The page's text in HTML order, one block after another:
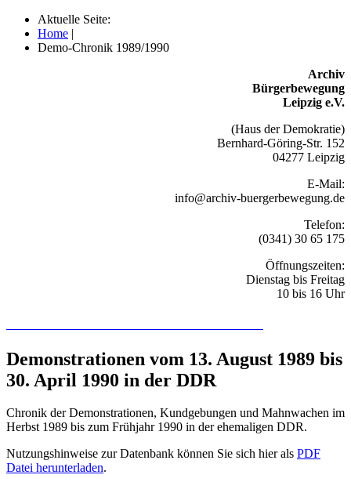
Aktuelle Seite:
Home |
Demo-Chronik 1989/1990
Archiv
Bürgerbewegung
Leipzig e.V.
(Haus der Demokratie)
Bernhard-Göring-Str. 152
04277 Leipzig
E-Mail:
info@archiv-buergerbewegung.de
Telefon:
(0341) 30 65 175
Öffnungszeiten:
Dienstag bis Freitag
10 bis 16 Uhr
Demonstrationen vom 13. August 1989 bis
30. April 1990 in der DDR
Chronik der Demonstrationen, Kundgebungen und Mahnwachen im
Herbst 1989 bis zum Frühjahr 1990 in der ehemaligen DDR.
Nutzungshinweise zur Datenbank können Sie sich hier als PDF
Datei herunterladen.